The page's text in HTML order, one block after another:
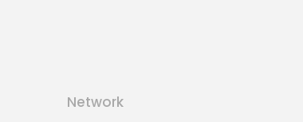
Network